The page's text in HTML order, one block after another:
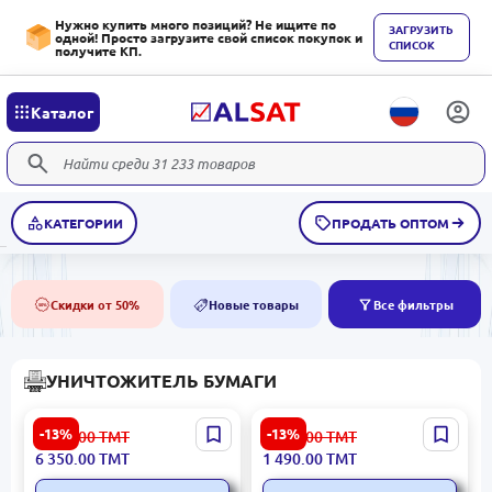
Нужно купить много позиций? Не ищите по
одной! Просто загрузите свой список покупок и
получите КП.
ЗАГРУЗИТЬ
СПИСОК
Каталог
КАТЕГОРИИ ПРОДАТЬ ОПТОМ
50% Скидки от 50% NEW Новые товары Все фильтры
УНИЧТОЖИТЕЛЬ БУМАГИ
-13%
Deli No.9917 |
Уничтожитель бумаги 16
листов A4 перекрестная
резка
7 303.00ТМТ
6 350.00ТМТ
-13%
Deli No9928 |
Уничтожитель бумаги 6
листов 15л перекрестная
резка
1 714.00ТМТ
1 490.00ТМТ